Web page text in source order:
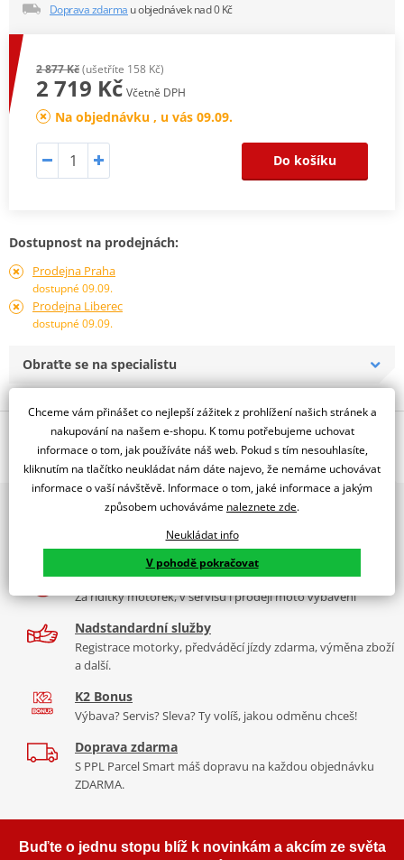
Doprava zdarma u objednávek nad 0 Kč
2 877 Kč(ušetříte 158 Kč)
2 719 Kč Včetně DPH
Na objednávku , u vás 09.09.
Do košíku
Dostupnost na prodejnách:
Prodejna Praha
dostupné 09.09.
Prodejna Liberec
dostupné 09.09.
Obraťte se na specialistu
Popis a parametry
Jsme autorizovaný
dealer značky EK + SUPERSPROX
Řetězová sada - Řetěz EK, řada SRO6, těsněný O-kroužkem.
Ocelové kolečko a rozeta SUPERSPROX.
Řetěz 520 SRO6
pádem je nejvhodnější pro úzká vodítka řetězů sportovních endur
nebo motokrosek. Je zároveň nejlehčí a nejpevnější a jako jediný
na trhu má ZST.
KTM 390 Duke, Honda CB 500 F, Yamaha R3
Kvalitní O-kroužkový řetěz sedí na podobné motorky jako DEX
řada, ale větší kubatury. Je vyroben z o něco kvalitnějších
2x multibrand showroom
9 značek motocyklů, servis, oblečení, doplňky i náhradní
díly, to vše v Praze a Liberci
Více než 30 let zkušeností
Za řídítky motorek, v servisu i prodeji moto vybavení
Nadstandardní služby
Registrace motorky, předváděcí jízdy zdarma, výměna zboží
a další.
K2 Bonus
Výbava? Servis? Sleva? Ty volíš, jakou odměnu chceš!
Doprava zdarma
S PPL Parcel Smart máš dopravu na každou objednávku
ZDARMA.
Buďte o jednu stopu blíž k novinkám a akcím ze světa
Chceme vám přinášet co nejlepší zážitek z prohlížení našich stránek a
nakupování na našem e-shopu. K tomu potřebujeme uchovat
informace o tom, jak používáte náš web. Pokud s tím nesouhlasíte,
kliknutím na tlačítko neukládat nám dáte najevo, že nemáme uchovávat
informace o vaší návštěvě. Informace o tom, jaké informace a jakým
způsobem uchováváme naleznete zde.
Neukládat info
V pohodě pokračovat